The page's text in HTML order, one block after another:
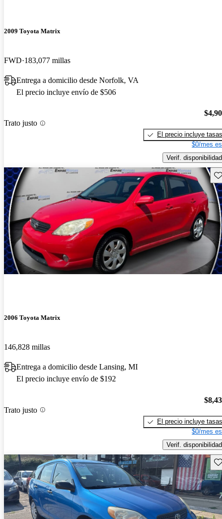
2009 Toyota Matrix
FWD 183,077 millas
Entrega a domicilio desde Norfolk, VA
El precio incluye envío de $506
Trato justo
El precio incluye tasas
$0/mes
Verif. disponibilidad
2006 Toyota Matrix
146,828 millas
Entrega a domicilio desde Lansing, MI
El precio incluye envío de $192
Trato justo
El precio incluye tasas
$0/mes
Verif. disponibilidad